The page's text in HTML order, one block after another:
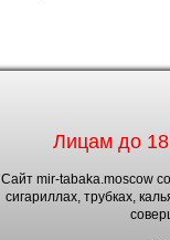
Лицам до
Сайт mir-tabaka.moscow
сигариллах, трубках,
11:20
был в